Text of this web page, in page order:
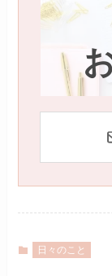
日々のこと